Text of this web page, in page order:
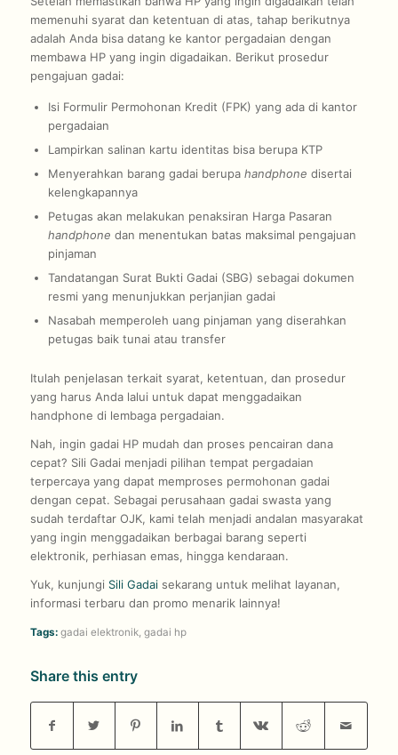
memenuhi syarat dan ketentuan di atas, tahap berikutnya
adalah Anda bisa datang ke kantor pergadaian dengan
membawa HP yang ingin digadaikan. Berikut prosedur
pengajuan gadai:
Isi Formulir Permohonan Kredit (FPK) yang ada di kantor
pergadaian
Lampirkan salinan kartu identitas bisa berupa KTP
Menyerahkan barang gadai berupa handphone disertai
kelengkapannya
Petugas akan melakukan penaksiran Harga Pasaran
handphone dan menentukan batas maksimal pengajuan
pinjaman
Tandatangan Surat Bukti Gadai (SBG) sebagai dokumen
resmi yang menunjukkan perjanjian gadai
Nasabah memperoleh uang pinjaman yang diserahkan
petugas baik tunai atau transfer
Itulah penjelasan terkait syarat, ketentuan, dan prosedur
yang harus Anda lalui untuk dapat menggadaikan
handphone di lembaga pergadaian.
Nah, ingin gadai HP mudah dan proses pencairan dana
cepat? Sili Gadai menjadi pilihan tempat pergadaian
terpercaya yang dapat memproses permohonan gadai
dengan cepat. Sebagai perusahaan gadai swasta yang
sudah terdaftar OJK, kami telah menjadi andalan masyarakat
yang ingin menggadaikan berbagai barang seperti
elektronik, perhiasan emas, hingga kendaraan.
Yuk, kunjungi Sili Gadaisekarang untuk melihat layanan,
informasi terbaru dan promo menarik lainnya!
Tags: gadai elektronik, gadai hp
Share this entry